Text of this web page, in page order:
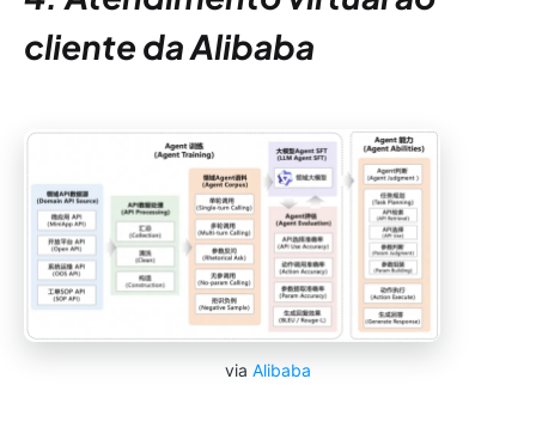
cliente da Alibaba
via Alibaba